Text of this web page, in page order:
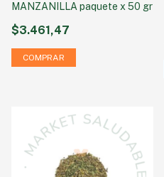
MANZANILLA paquete x 50 gr
$3.461,47